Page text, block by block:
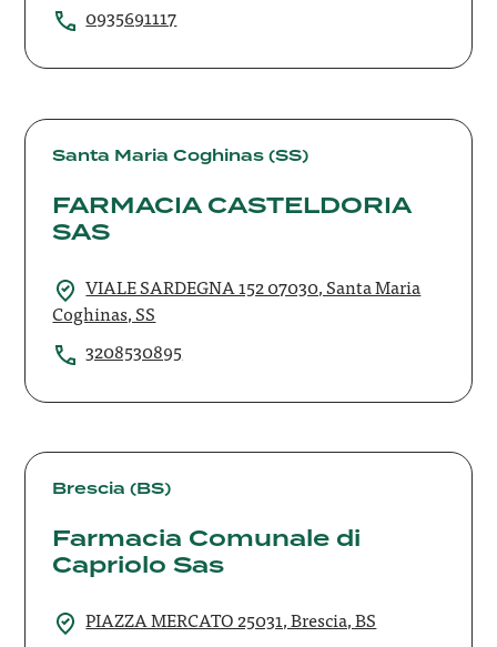
0935691117
Santa Maria Coghinas (SS)
FARMACIA CASTELDORIA
SAS
VIALE SARDEGNA 152 07030, Santa Maria
Coghinas, SS
3208530895
FARMACIA
CASTELDORIA
Brescia (BS)
Farmacia Comunale di
Capriolo Sas
PIAZZA MERCATO 25031, Brescia, BS
Farmacia
Comunale
Capriolo
Sas